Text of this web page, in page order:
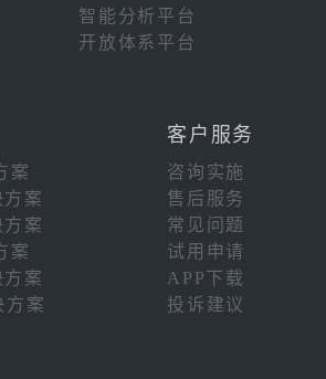
智能分析平台
开放体系平台
客户服务
案
咨询实施
案
售后服务
案
常见问题
案
试用申请
案
APP下载
方案
投诉建议